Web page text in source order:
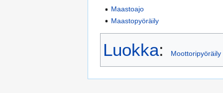
Maastoajo
Maastopyöräily
Luokka: Moottoripyöräily